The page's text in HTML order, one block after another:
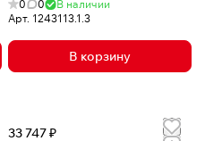
0 0
В наличии
Арт. 1243113.1.3
В корзину
33 747 ₽